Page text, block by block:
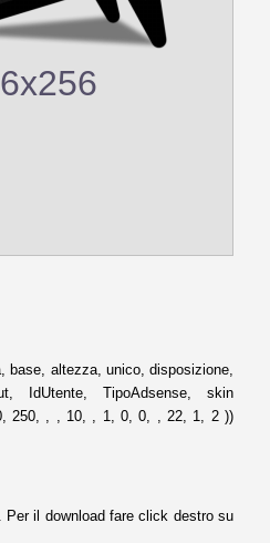
base, altezza, unico, disposizione,
IdUtente, TipoAdsense, skin
250, , , 10, , 1, 0, 0, , 22, 1, 2 ))
Per il download fare click destro su